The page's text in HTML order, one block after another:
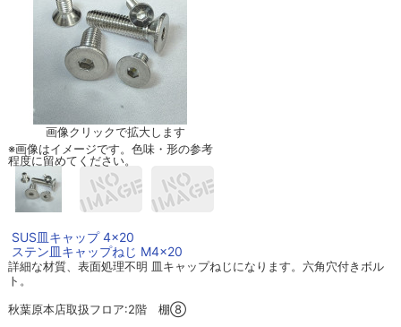
画像クリックで拡大します
※画像はイメージです。色味・形の参考
程度に留めてください。
SUS皿キャップ 4×20
ステン皿キャップねじ M4×20
詳細な材質、表面処理不明 皿キャップねじになります。六角穴付きボル
ト。
秋葉原本店取扱フロア:2階 棚⑧